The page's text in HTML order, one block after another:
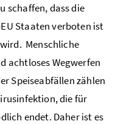
schaffen, dass die
Staaten verboten ist
Menschliche
achtloses Wegwerfen
Speiseabfällen zählen
die für
endet. Daher ist es